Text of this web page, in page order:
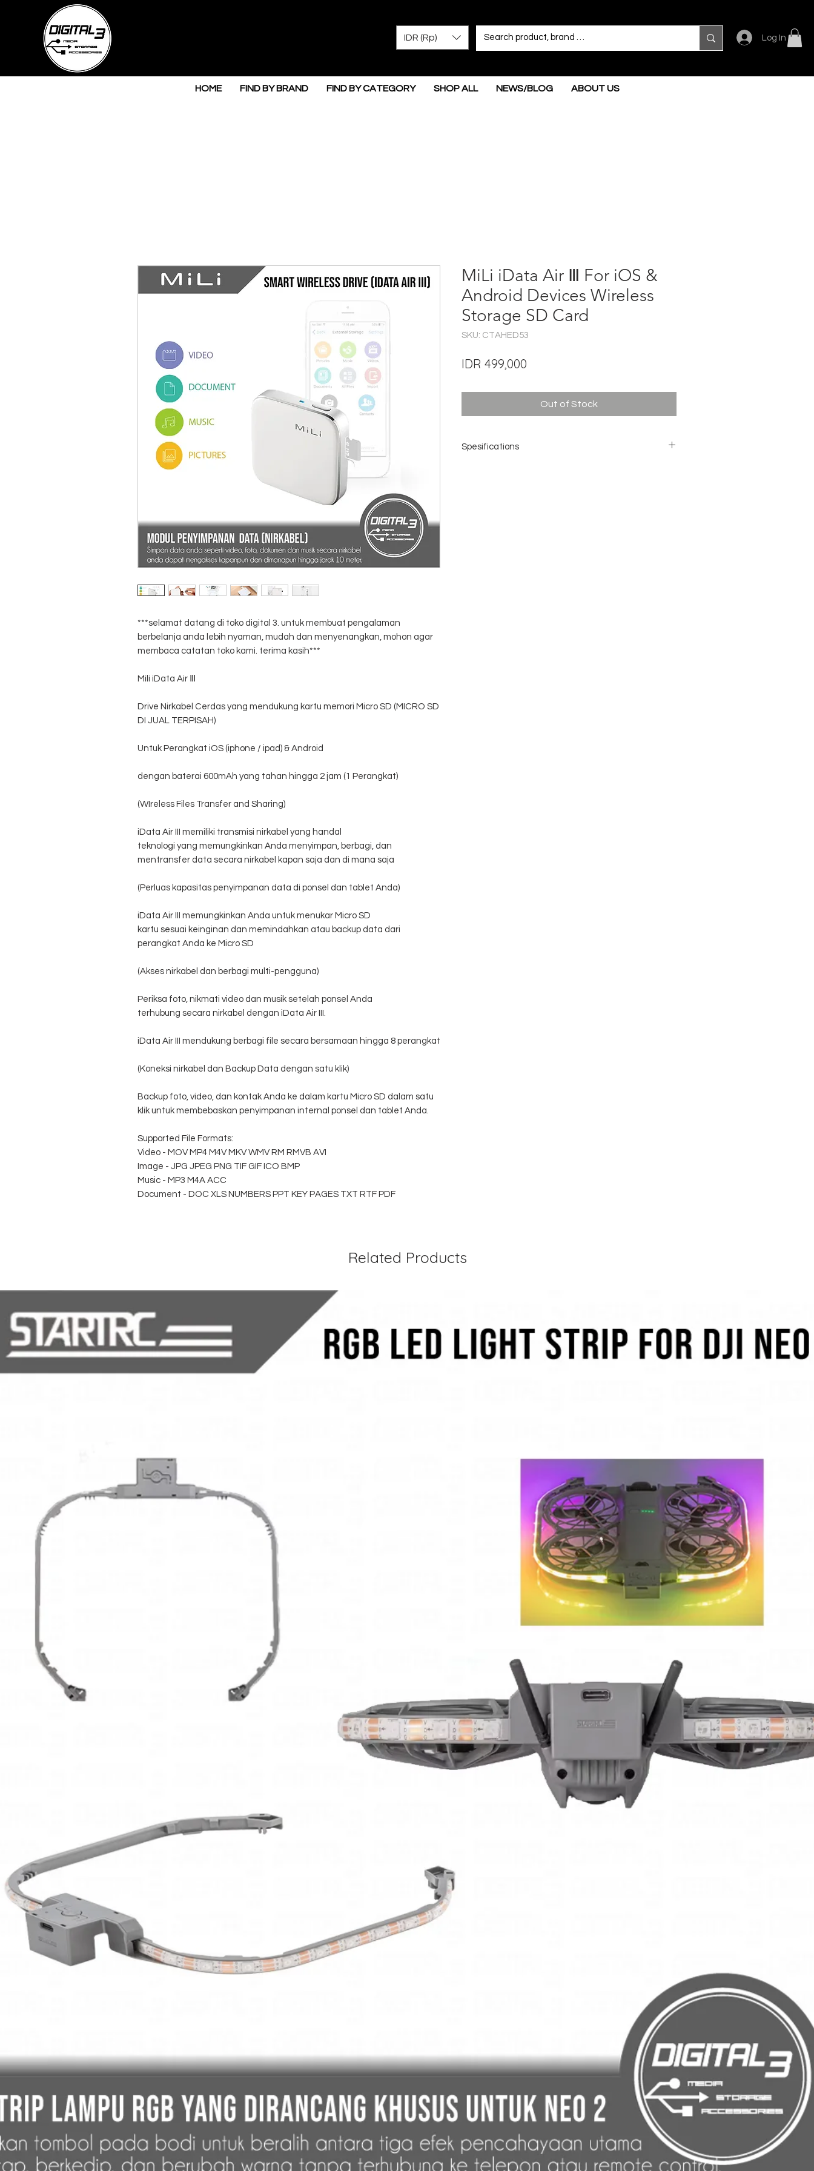
IDR (Rp) Log In
HOME FIND BY BRAND FIND BY CATEGORY SHOP ALL NEWS/BLOG ABOUT US
***selamat datang di toko digital 3. untuk membuat pengalaman
berbelanja anda lebih nyaman, mudah dan menyenangkan, mohon agar
membaca catatan toko kami. terima kasih***
Mili iData Air Ⅲ
Drive Nirkabel Cerdas yang mendukung kartu memori Micro SD (MICRO SD
DI JUAL TERPISAH)
Untuk Perangkat iOS (iphone / ipad) & Android
dengan baterai 600mAh yang tahan hingga 2 jam (1 Perangkat)
(WIreless Files Transfer and Sharing)
iData Air III memiliki transmisi nirkabel yang handal
teknologi yang memungkinkan Anda menyimpan, berbagi, dan
mentransfer data secara nirkabel kapan saja dan di mana saja
(Perluas kapasitas penyimpanan data di ponsel dan tablet Anda)
iData Air III memungkinkan Anda untuk menukar Micro SD
kartu sesuai keinginan dan memindahkan atau backup data dari
perangkat Anda ke Micro SD
(Akses nirkabel dan berbagi multi-pengguna)
Periksa foto, nikmati video dan musik setelah ponsel Anda
terhubung secara nirkabel dengan iData Air III.
iData Air III mendukung berbagi file secara bersamaan hingga 8 perangkat
(Koneksi nirkabel dan Backup Data dengan satu klik)
Backup foto, video, dan kontak Anda ke dalam kartu Micro SD dalam satu
klik untuk membebaskan penyimpanan internal ponsel dan tablet Anda.
Supported File Formats:
Video - MOV MP4 M4V MKV WMV RM RMVB AVI
Image - JPG JPEG PNG TIF GIF ICO BMP
Music - MP3 M4A ACC
Document - DOC XLS NUMBERS PPT KEY PAGES TXT RTF PDF
MiLi iData Air Ⅲ For iOS &
Android Devices Wireless
Storage SD Card
SKU: CTAHED53
IDR 499,000
Out of Stock
Spesifications
Related Products